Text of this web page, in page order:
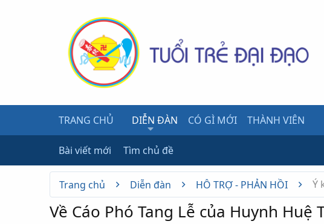
TRANG CHỦ DIỄN ĐÀN CÓ GÌ MỚI THÀNH VIÊN
Bài viết mới Tìm chủ đề
Trang chủ Diễn đàn HỖ TRỢ - PHẢN HỒI Ý
Về Cáo Phó Tang Lễ của Huynh Huệ